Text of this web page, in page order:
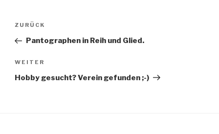
Beitragsnavigation
Vorheriger
Beitrag
ZURÜCK
Pantographen in Reih und Glied.
Nächster
Beitrag
WEITER
Hobby gesucht? Verein gefunden ;-)